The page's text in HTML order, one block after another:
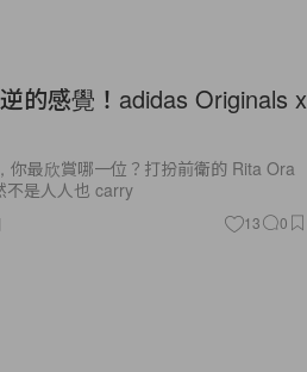
的感覺！adidas Originals x
你最欣賞哪一位？打扮前衛的 Rita Ora
不是人人也 carry
13 0